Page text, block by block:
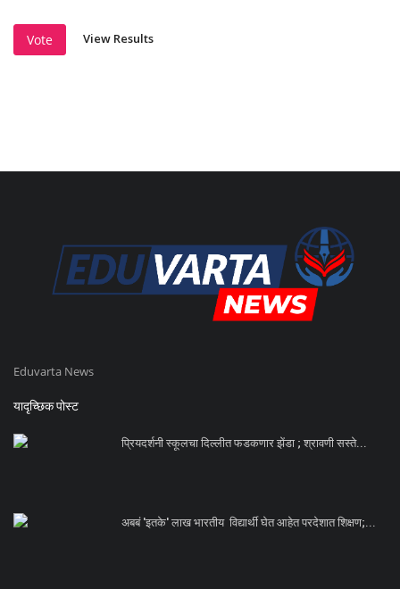
Vote View Results
Eduvarta News
यादृच्छिक पोस्ट
प्रियदर्शनी स्कूलचा दिल्लीत फडकणार झेंडा ; श्रावणी सस्ते...
अबबं 'इतके' लाख भारतीय विद्यार्थी घेत आहेत परदेशात शिक्षण;...